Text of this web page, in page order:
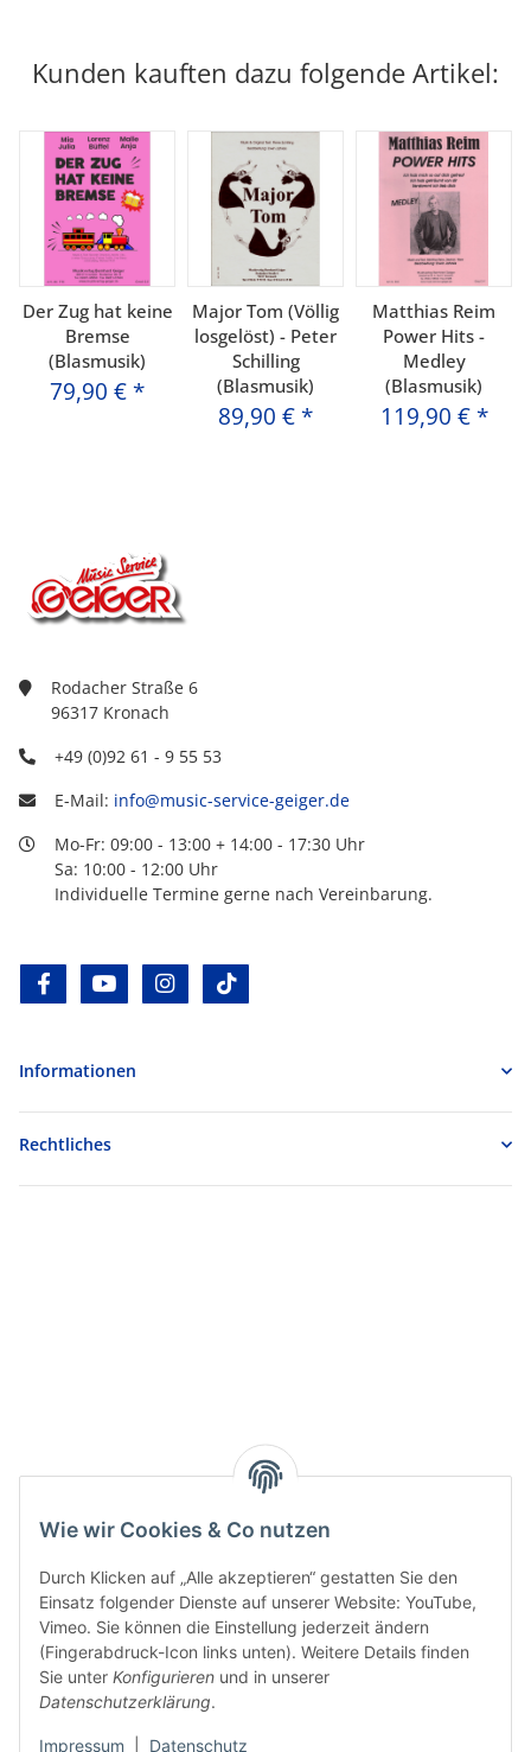
Wie wir Cookies & Co nutzen
Durch Klicken auf „Alle akzeptieren“ gestatten Sie den
Einsatz folgender Dienste auf unserer Website: YouTube,
Vimeo. Sie können die Einstellung jederzeit ändern
(Fingerabdruck-Icon links unten). Weitere Details finden
Sie unter Konfigurieren und in unserer
Datenschutzerklärung.
Impressum Datenschutz
Kunden kauften dazu folgende Artikel:
Der Zug hat keine
Bremse
(Blasmusik)
79,90 € *
Major Tom (Völlig
losgelöst) - Peter
Schilling
(Blasmusik)
89,90 € *
Matthias Reim
Power Hits -
Medley
(Blasmusik)
119,90 € *
Rodacher Straße 6
96317 Kronach
+49 (0)92 61 - 9 55 53
E-Mail: info@music-service-geiger.de
Mo-Fr: 09:00 - 13:00 + 14:00 - 17:30 Uhr
Sa: 10:00 - 12:00 Uhr
Individuelle Termine gerne nach Vereinbarung.
facebookyoutube instagram
Informationen
Rechtliches